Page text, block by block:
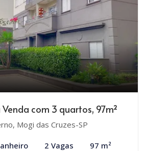
com 3 quartos, 97m²
Mogi das Cruzes-SP
2 Vagas 97 m²